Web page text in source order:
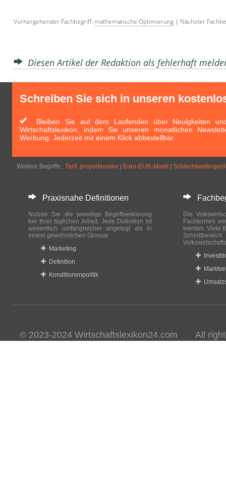
Vorhergehender Fachbegriff: mathematische Optimierung | Nächster
Diesen Artikel der Redaktion als fehlerhaft
Schreiben Sie sich in unseren
Bleiben Sie auf dem Laufenden über Neuigkeiten
Wirtschaftslexikon, indem Sie unseren monatlichen
Werbung. Jederzeit mit einem Klick abbestellbar.
Weitere Begriffe : Tarif, proportionaler Euro-EUR-Markt| Schlechtwettergeld
Praxisnahe Definitionen
Nutzen Sie die jeweilige Begriffserklärung
bei Ihrer täglichen Arbeit. Jede Definition ist
wesentlich umfangreicher angelegt als in
einem gewöhnlichen Glossar.
Marketing
Definition
Konditionenpolitik
Die
Fachtermini
werden. Viele
© 2023-2024 Wirtschaftslexikon24.com All